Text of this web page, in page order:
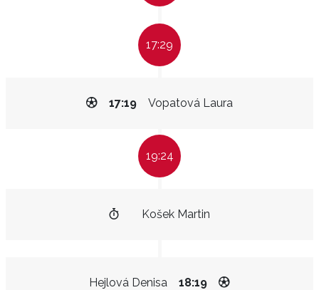
17:29
Vopatová Laura
17:19
19:24
Košek Martin
Hejlová Denisa 18:19